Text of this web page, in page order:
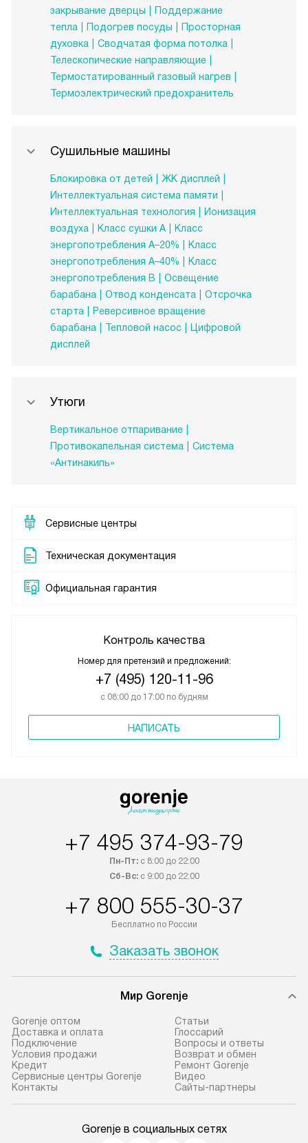
закрывание дверцы
Поддержание
тепла
Подогрев посуды
Просторная
духовка
Сводчатая форма потолка
Телескопические направляющие
Термостатированный газовый нагрев
Термоэлектрический предохранитель
Сушильные машины
Блокировка от детей
ЖК дисплей
Интеллектуальная система памяти
Интеллектуальная технология
Ионизация
воздуха
Класс сушки А
Класс
энергопотребления A–20%
Класс
энергопотребления A–40%
Класс
энергопотребления B
Освещение
барабана
Отвод конденсата
Отсрочка
старта
Реверсивное вращение
барабана
Тепловой насос
Цифровой
дисплей
Утюги
Вертикальное отпаривание
Противокапельная система
Система
«Антинакипь»
Сервисные центры
Техническая документация
Официальная гарантия
Контроль качества
Номер для претензий и предложений:
+7 (495) 120-11-96
с 08:00 до 17:00 по будням
НАПИСАТЬ
+7 495 374-93-79
Пн-Пт:с 8:00 до 22:00
Сб-Вс:с 9:00 до 22:00
+7 800 555-30-37
Бесплатно по России
Заказать звонок
Мир Gorenje
Gorenje оптом
Доставка и оплата
Подключение
Условия продажи
Кредит
Сервисные центры Gorenje
Контакты
Cтатьи
Глоссарий
Вопросы и ответы
Возврат и обмен
Ремонт Gorenje
Видео
Сайты-партнеры
Gorenje в социальных сетях